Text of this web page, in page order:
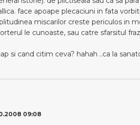
face apoape plecaciuni in fata
miscarilor creste periculos in
le cunoaste, sau catre sfarsitul
si cand citim ceva? hahah ..ca la
09:08